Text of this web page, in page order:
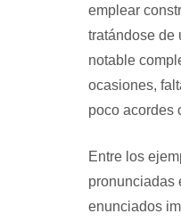
emplear
tratándose de
notable
ocasiones,
poco acordes
Entre los
pronunciadas
enunciados